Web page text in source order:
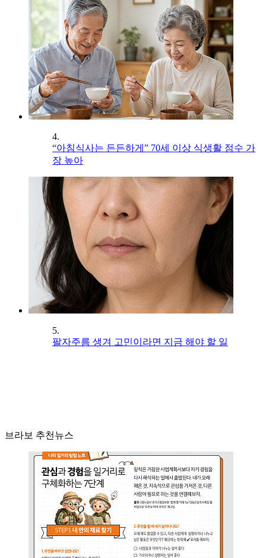
4.
“아침식사는 든든하게” 70세 이상 식생활 점수 가
장 높아
5.
팔자주름 생겨 고민이라면 지금 해야 할 일
브라보 추천뉴스